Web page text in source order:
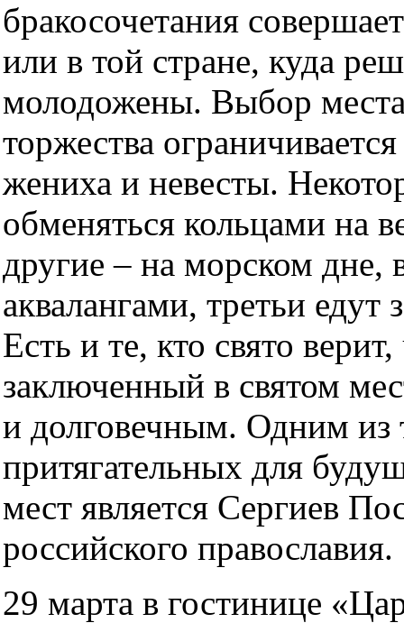
бракосочетания
или в той стране, куда
молодожены. Выбор
торжества
жениха и невесты.
обменяться кольцами на
другие – на морском дне,
аквалангами, третьи едут
Есть и те, кто свято
заключенный в святом
и долговечным. Одним из
притягательных для
мест является Сергиев
российского православия.
29 марта в гостинице